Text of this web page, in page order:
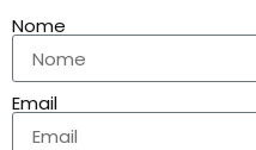
Nome
Email